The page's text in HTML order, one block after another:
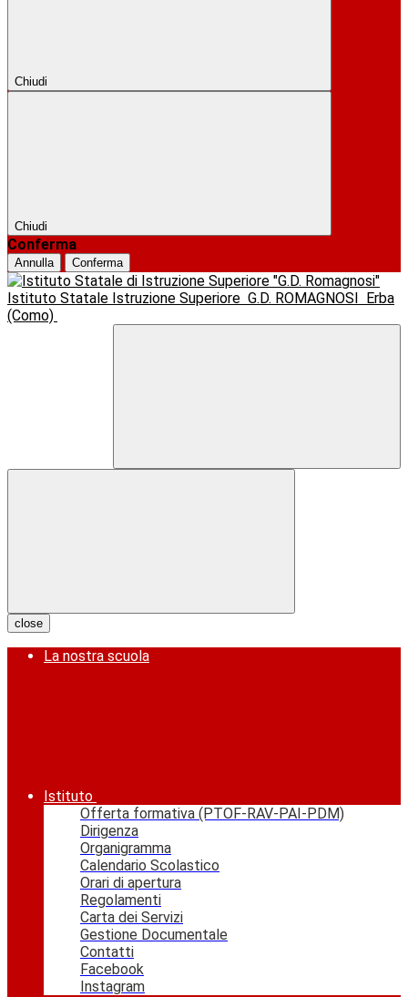
Chiudi
Chiudi
Conferma
Annulla Conferma
Istituto Statale Istruzione Superiore G.D. ROMAGNOSI
Erba
(Como)
close
La nostra scuola
Istituto
Offerta formativa (PTOF-RAV-PAI-PDM)
Dirigenza
Organigramma
Calendario Scolastico
Orari di apertura
Regolamenti
Carta dei Servizi
Gestione Documentale
Contatti
Facebook
Instagram